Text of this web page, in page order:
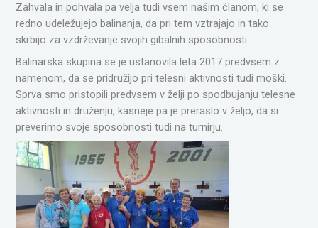
Zahvala in pohvala pa velja tudi vsem našim članom, ki se
redno udeležujejo balinanja, da pri tem vztrajajo in tako
skrbijo za vzdrževanje svojih gibalnih sposobnosti.
Balinarska skupina se je ustanovila leta 2017 predvsem z
namenom, da se pridružijo pri telesni aktivnosti tudi moški.
Sprva smo pristopili predvsem v želji po spodbujanju telesne
aktivnosti in druženju, kasneje pa je preraslo v željo, da si
preverimo svoje sposobnosti tudi na turnirju.